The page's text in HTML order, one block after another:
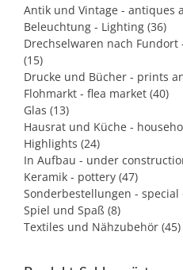
Antik und Vintage - antiques
Beleuchtung - Lighting (36)
Drechselwaren nach
(15)
Drucke und Bücher - prints
Flohmarkt - flea market (40)
Glas (13)
Hausrat und Küche -
Highlights (24)
In Aufbau - under
Keramik - pottery (47)
Sonderbestellungen - special
Spiel und Spaß (8)
Textiles und Nähzubehör (45)